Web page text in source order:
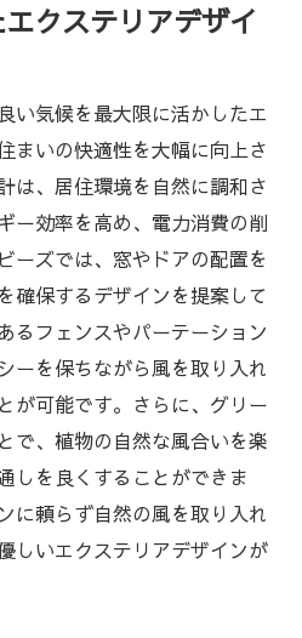
しむ暮らし
描く新しいライフスタイ
クステリアデザイ
い気候を最大限に活かしたエ
まいの快適性を大幅に向上さ
は、居住環境を自然に調和さ
ー効率を高め、電力消費の削
ーズでは、窓やドアの配置を
確保するデザインを提案して
るフェンスやパーテーション
ーを保ちながら風を取り入れ
が可能です。さらに、グリー
で、植物の自然な風合いを楽
しを良くすることができま
に頼らず自然の風を取り入れ
しいエクステリアデザインが